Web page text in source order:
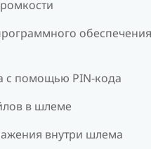
обеспечения
с помощью PIN-кода
в шлеме
внутри шлема